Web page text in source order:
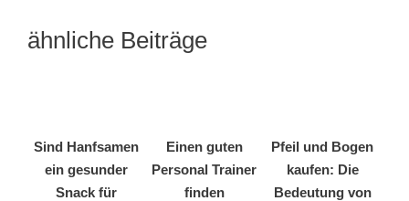
ähnliche Beiträge
Sind Hanfsamen
ein gesunder
Snack für
Einen guten
Personal Trainer
finden
Pfeil und Bogen
kaufen: Die
Bedeutung von